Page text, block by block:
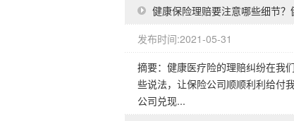
健康保险理赔要注意哪些细节？
发布时间:2021-05-31
摘要：健康医疗险的理赔纠纷在我
些说法，让保险公司顺顺利利给付
公司兑现...